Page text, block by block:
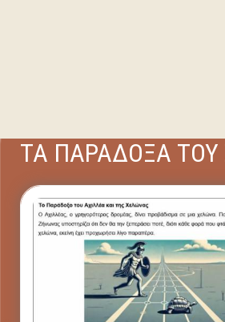
ΤΑ ΠΑΡΑΔΟΞΑ